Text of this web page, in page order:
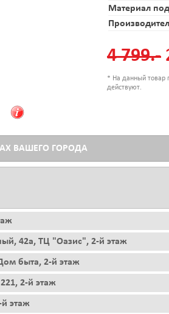
Материал
4 799.-
* На данный товар
действуют.
ВАШЕГО ГОРОДА
42а, ТЦ "Оазис", 2-й этаж
быта, 2-й этаж
2-й этаж
этаж